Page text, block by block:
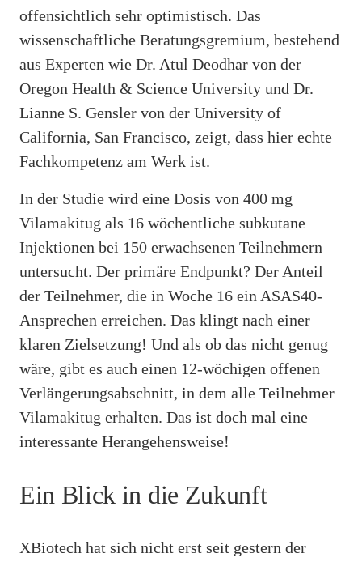
offensichtlich sehr optimistisch. Das
wissenschaftliche Beratungsgremium, bestehend
aus Experten wie Dr. Atul Deodhar von der
Oregon Health & Science University und Dr.
Lianne S. Gensler von der University of
California, San Francisco, zeigt, dass hier echte
Fachkompetenz am Werk ist.
In der Studie wird eine Dosis von 400 mg
Vilamakitug als 16 wöchentliche subkutane
Injektionen bei 150 erwachsenen Teilnehmern
untersucht. Der primäre Endpunkt? Der Anteil
der Teilnehmer, die in Woche 16 ein ASAS40-
Ansprechen erreichen. Das klingt nach einer
klaren Zielsetzung! Und als ob das nicht genug
wäre, gibt es auch einen 12-wöchigen offenen
Verlängerungsabschnitt, in dem alle Teilnehmer
Vilamakitug erhalten. Das ist doch mal eine
interessante Herangehensweise!
Ein Blick in die Zukunft
XBiotech hat sich nicht erst seit gestern der